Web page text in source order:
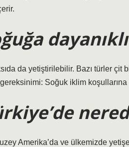
da yetiştirilebilir. Bazı türler çit
Soğuk iklim koşullarına
Amerika’da ve ülkemizde